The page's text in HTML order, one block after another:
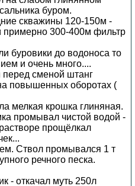
буром.
скважины 120-150м -
примерно 300-400м фильтр
буровики до водоноса то
и очень много....
сменой штанг
повышенных оборотах (
мелкая крошка глиняная.
промывал чистой водой -
прощёлкал
Ствол промывался 1 т
речного песка.
- откачал муть 250л